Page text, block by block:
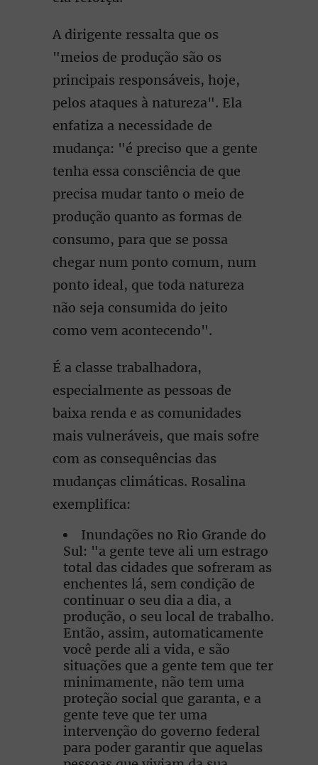
A dirigente ressalta que os
"meios de produção são os
principais responsáveis, hoje,
pelos ataques à natureza". Ela
enfatiza a necessidade de
mudança: "é preciso que a gente
tenha essa consciência de que
precisa mudar tanto o meio de
produção quanto as formas de
consumo, para que se possa
chegar num ponto comum, num
ponto ideal, que toda natureza
não seja consumida do jeito
como vem acontecendo".
É a classe trabalhadora,
especialmente as pessoas de
baixa renda e as comunidades
mais vulneráveis, que mais sofre
com as consequências das
mudanças climáticas. Rosalina
exemplifica:
Inundações no Rio Grande do
Sul: "a gente teve ali um estrago
total das cidades que sofreram as
enchentes lá, sem condição de
continuar o seu dia a dia, a
produção, o seu local de trabalho.
Então, assim, automaticamente
você perde ali a vida, e são
situações que a gente tem que ter
minimamente, não tem uma
proteção social que garanta, e a
gente teve que ter uma
intervenção do governo federal
para poder garantir que aquelas